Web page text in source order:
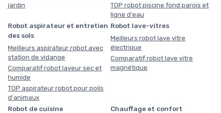
jardin
TOP robot piscine fond parois et
ligne d'eau
Robot aspirateur et entretien
des sols
Meilleurs aspirateur robot avec
station de vidange
Comparatif robot laveur sec et
humide
TOP aspirateur robot pour poils
d'animaux
Robot lave-vitres
Meilleurs robot lave vitre
électrique
Comparatif robot lave vitre
magnétique
Robot de cuisine
Chauffage et confort